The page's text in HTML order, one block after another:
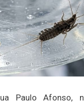
Paulo Afonso,